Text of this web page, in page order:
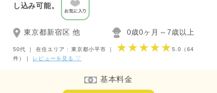
し込み可能。
東京都新宿区 他 0歳0ヶ月～7歳以上
50代 ｜ 在住エリア : 東京都小平市 ★★★★★5.0 （64
件）
レビューを見る ▽
基本料金